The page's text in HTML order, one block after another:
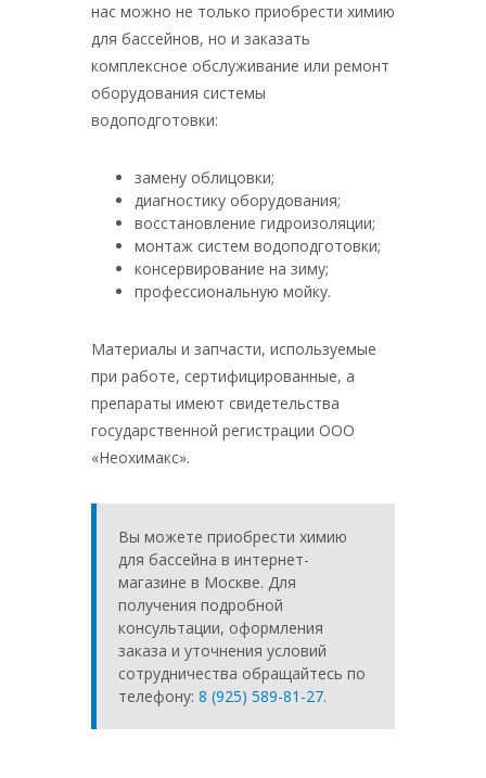
нас можно не только приобрести химию
для бассейнов, но и заказать
комплексное обслуживание или ремонт
оборудования системы
водоподготовки:
замену облицовки;
диагностику оборудования;
восстановление гидроизоляции;
монтаж систем водоподготовки;
консервирование на зиму;
профессиональную мойку.
Материалы и запчасти, используемые
при работе, сертифицированные, а
препараты имеют свидетельства
государственной регистрации ООО
«Неохимакс».
Вы можете приобрести химию
для бассейна в интернет-
магазине в Москве. Для
получения подробной
консультации, оформления
заказа и уточнения условий
сотрудничества обращайтесь по
телефону: 8 (925) 589-81-27.